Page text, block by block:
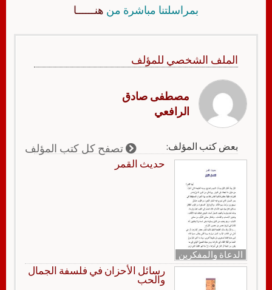
بمراسلتنا مباشرة من هنــــــا
الملف الشخصي للمؤلف
مصطفى صادق
الرافعي
بعض كتب المؤلف: تصفح كل كتب المؤلف
الدعاة والمفكرين
حديث القمر
رسائل الأحزان في فلسفة الجمال
والحب